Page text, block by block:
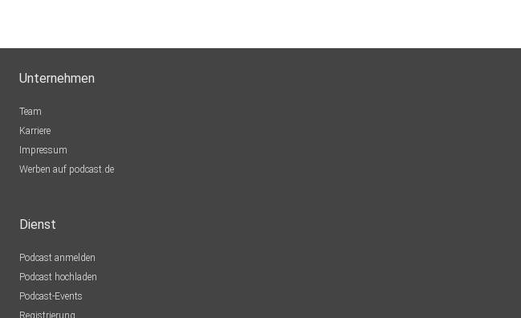
Unternehmen
Team
Karriere
Impressum
Werben auf podcast.de
Dienst
Podcast anmelden
Podcast hochladen
Podcast-Events
Registrierung